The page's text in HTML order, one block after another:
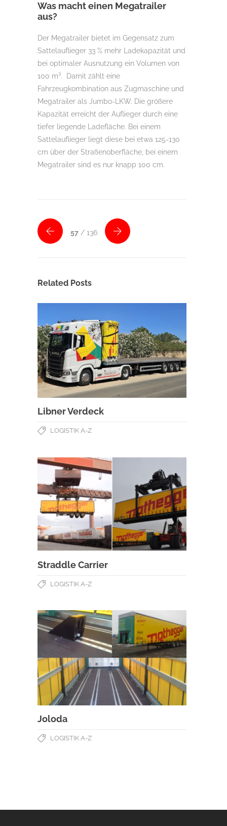
Was macht einen Megatrailer
aus?
Der Megatrailer bietet im Gegensatz zum
Sattelauflieger 33 % mehr Ladekapazität und
bei optimaler Ausnutzung ein Volumen von
100 m³. Damit zählt eine
Fahrzeugkombination aus Zugmaschine und
Megatrailer als Jumbo-LKW. Die größere
Kapazität erreicht der Auflieger durch eine
tiefer liegende Ladefläche. Bei einem
Sattelauflieger liegt diese bei etwa 125-130
cm über der Straßenoberfläche, bei einem
Megatrailer sind es nur knapp 100 cm.
57 / 136
Related Posts
Libner Verdeck
LOGISTIK A-Z
Straddle Carrier
LOGISTIK A-Z
Joloda
LOGISTIK A-Z